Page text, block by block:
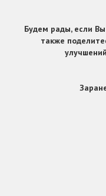
Будем рады, если
также